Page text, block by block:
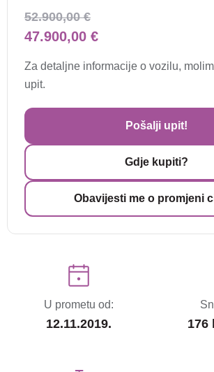
52.900,00 €
47.900,00 €
Za detaljne informacije o vozilu,
upit.
Pošalji upit!
Gdje kupiti?
Obavijesti me o promjeni
U prometu od:
12.11.2019. 176